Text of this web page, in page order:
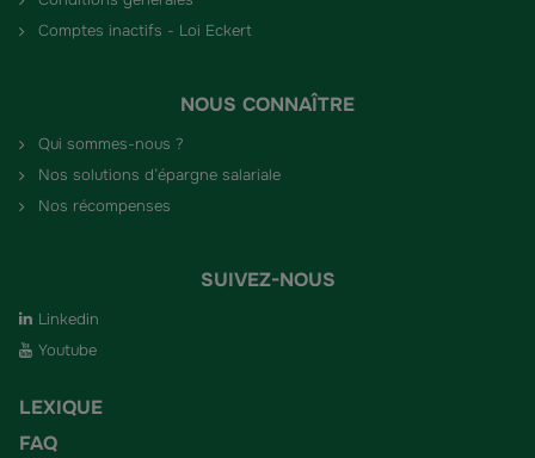
Comptes inactifs - Loi Eckert
NOUS CONNAÎTRE
Qui sommes-nous ?
Nos solutions d’épargne salariale
Nos récompenses
SUIVEZ-NOUS
Linkedin
Youtube
LEXIQUE
FAQ